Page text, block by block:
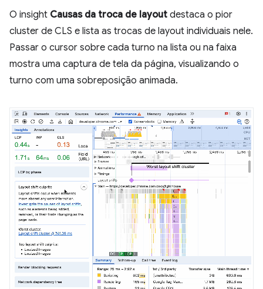
O insight Causas da troca de layout destaca o pior
cluster de CLS e lista as trocas de layout individuais nele.
Passar o cursor sobre cada turno na lista ou na faixa
mostra uma captura de tela da página, visualizando o
turno com uma sobreposição animada.